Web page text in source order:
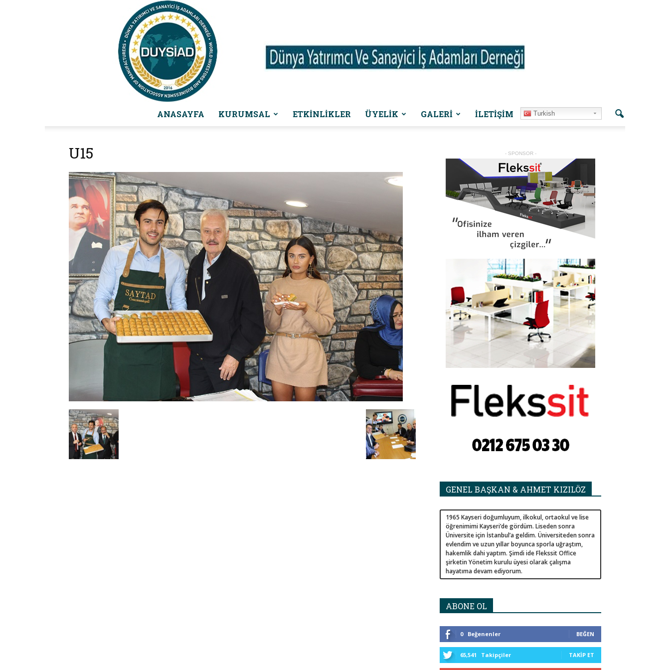
Ve
Sanayi
İş
ANASAYFA KURUMSAL ETKINLIKLER ÜYELİK GALERİ İLETIŞIM Turkish
U15 - SPONSOR -
GENEL BAŞKAN & AHMET KIZILÖZ
1965 Kayseri doğumluyum, ilkokul, ortaokul ve lise
öğrenimimi Kayseri’de gördüm. Liseden sonra
Üniversite için İstanbul’a geldim. Üniversiteden sonra
evlendim ve uzun yıllar boyunca sporla uğraştım,
hakemlik dahi yaptım. Şimdi ide Flekssit Office
şirketin Yönetim kurulu üyesi olarak çalışma
hayatıma devam ediyorum.
ABONE OL
0 Beğenenler BEĞEN
65,541 Takipçiler TAKIP ET